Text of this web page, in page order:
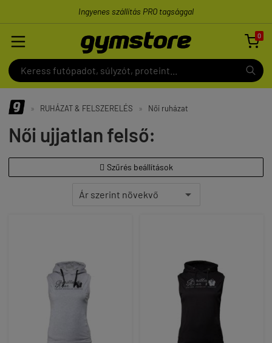
Ingyenes szállítás PRO tagsággal
0

» RUHÁZAT & FELSZERELÉS » Női ruházat
Női ujjatlan felső:
 Szűrés beállítások